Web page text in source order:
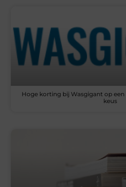
Hoge korting bij Wasgigant op
keus